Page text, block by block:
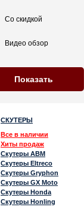
Со скидкой
Видео обзор
СКУТЕРЫ
Все в наличии
Хиты продаж
Скутеры ABM
Скутеры Eltreco
Скутеры Gryphon
Скутеры GX Moto
Скутеры Honda
Скутеры Honling